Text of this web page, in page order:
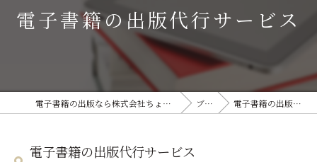
電子書籍の出版代行サービス
電子書籍の出版なら株式会社ちょんまげコーポレーション ブログ 電子書籍の出版代行サービス
電子書籍の出版代行サービス